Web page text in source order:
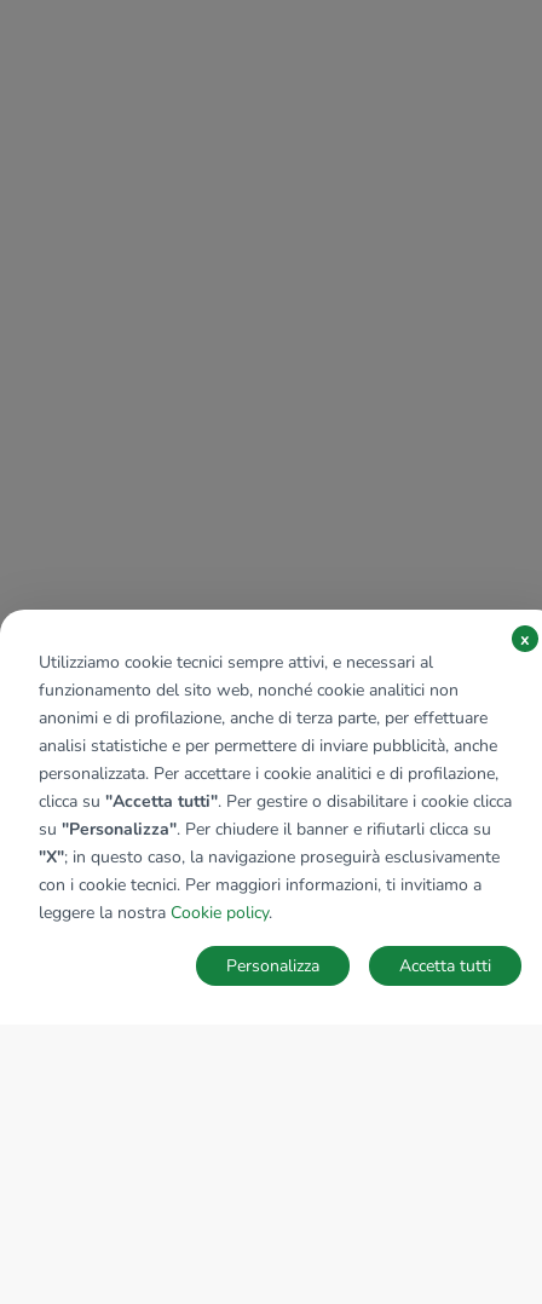
Sede Nazionale
tecnorete.it
kiron.it
Utilizziamo cookie tecnici sempre attivi, e necessari al
funzionamento del sito web, nonché cookie analitici non
anonimi e di profilazione, anche di terza parte, per effettuare
analisi statistiche e per permettere di inviare pubblicità, anche
personalizzata. Per accettare i cookie analitici e di profilazione,
clicca su "Accetta tutti". Per gestire o disabilitare i cookie clicca
su "Personalizza". Per chiudere il banner e rifiutarli clicca su
"X"; in questo caso, la navigazione proseguirà esclusivamente
con i cookie tecnici. Per maggiori informazioni, ti invitiamo a
leggere la nostra Cookie policy.
x
Accetta tutti
Personalizza